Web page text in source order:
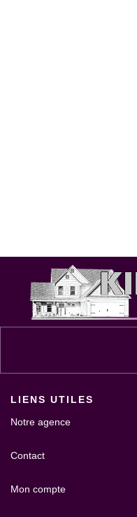
LIENS UTILES
Notre agence
Contact
Mon compte